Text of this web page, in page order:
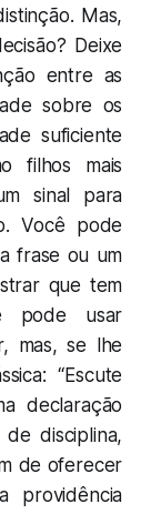
Mas,
Deixe
entre as
sobre os
suficiente
filhos mais
sinal para
Você pode
frase ou um
que tem
pode usar
mas, se lhe
“Escute
declaração
disciplina,
de oferecer
providência